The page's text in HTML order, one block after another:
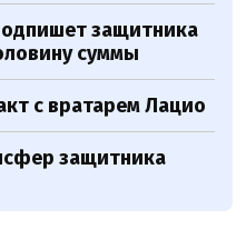
защитника
суммы
с вратарем Лацио
защитника